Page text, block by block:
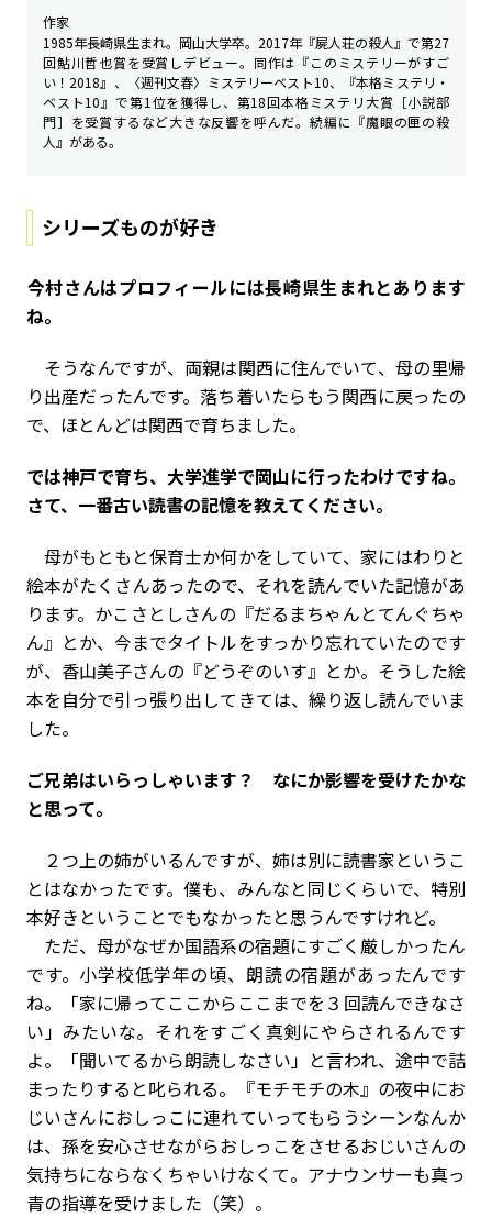
作家
1985年長崎県生まれ。岡山大学卒。2017年『屍人荘の殺人』で第27
回鮎川哲也賞を受賞しデビュー。同作は『このミステリーがすご
い！2018』、〈週刊文春〉ミステリーベスト10、『本格ミステリ・
ベスト10』で第1位を獲得し、第18回本格ミステリ大賞［小説部
門］を受賞するなど大きな反響を呼んだ。続編に『魔眼の匣の殺
人』がある。
シリーズものが好き
――今村さんはプロフィールには長崎県生まれとあります
ね。
そうなんですが、両親は関西に住んでいて、母の里帰
り出産だったんです。落ち着いたらもう関西に戻ったの
で、ほとんどは関西で育ちました。
――では神戸で育ち、大学進学で岡山に行ったわけですね。
さて、一番古い読書の記憶を教えてください。
母がもともと保育士か何かをしていて、家にはわりと
絵本がたくさんあったので、それを読んでいた記憶があ
ります。かこさとしさんの『だるまちゃんとてんぐちゃ
ん』とか、今までタイトルをすっかり忘れていたのです
が、香山美子さんの『どうぞのいす』とか。そうした絵
本を自分で引っ張り出してきては、繰り返し読んでいま
した。
――ご兄弟はいらっしゃいます？ なにか影響を受けたかな
と思って。
２つ上の姉がいるんですが、姉は別に読書家というこ
とはなかったです。僕も、みんなと同じくらいで、特別
本好きということでもなかったと思うんですけれど。
ただ、母がなぜか国語系の宿題にすごく厳しかったん
です。小学校低学年の頃、朗読の宿題があったんです
ね。「家に帰ってここからここまでを３回読んできなさ
い」みたいな。それをすごく真剣にやらされるんです
よ。「聞いてるから朗読しなさい」と言われ、途中で詰
まったりすると叱られる。『モチモチの木』の夜中にお
じいさんにおしっこに連れていってもらうシーンなんか
は、孫を安心させながらおしっこをさせるおじいさんの
気持ちにならなくちゃいけなくて。アナウンサーも真っ
青の指導を受けました（笑）。